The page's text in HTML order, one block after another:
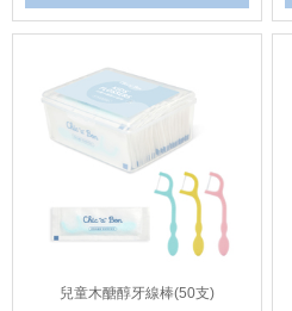
兒童木醣醇牙線棒(50支)